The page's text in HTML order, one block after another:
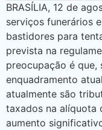
BRASÍLIA, 12 de
serviços funerários
bastidores para
prevista na
preocupação é que,
enquadramento
atualmente são
taxados na alíquota
aumento